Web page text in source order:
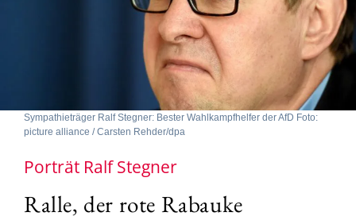
Sympathieträger Ralf Stegner: Bester Wahlkampfhelfer der AfD Foto:
picture alliance / Carsten Rehder/dpa
Porträt Ralf Stegner
Ralle, der rote Rabauke